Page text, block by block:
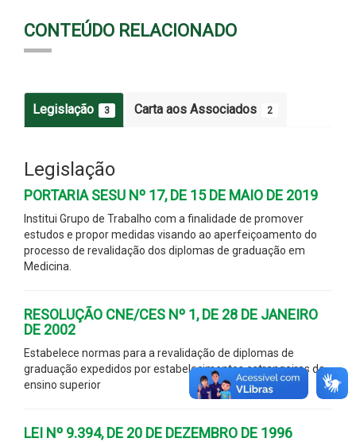
CONTEÚDO RELACIONADO
Legislação 3 Carta aos Associados 2
Legislação
PORTARIA SESU Nº 17, DE 15 DE MAIO DE 2019
Institui Grupo de Trabalho com a finalidade de promover
estudos e propor medidas visando ao aperfeiçoamento do
processo de revalidação dos diplomas de graduação em
Medicina.
RESOLUÇÃO CNE/CES Nº 1, DE 28 DE JANEIRO
DE 2002
Estabelece normas para a revalidação de diplomas de
graduação expedidos por estabelecimentos estrangeiros de
ensino superior
LEI Nº 9.394, DE 20 DE DEZEMBRO DE 1996